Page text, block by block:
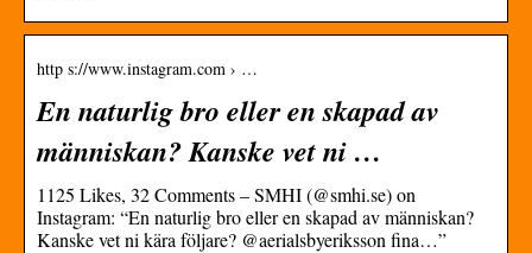
http s://www.instagram.com › …
En naturlig bro eller en skapad av
människan? Kanske vet ni …
1125 Likes, 32 Comments – SMHI (@smhi.se) on
Instagram: “En naturlig bro eller en skapad av människan?
Kanske vet ni kära följare? @aerialsbyeriksson fina…”